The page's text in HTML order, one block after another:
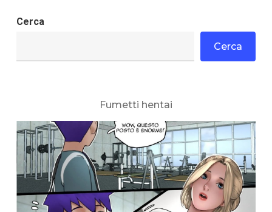
Cerca
Cerca
Fumetti hentai